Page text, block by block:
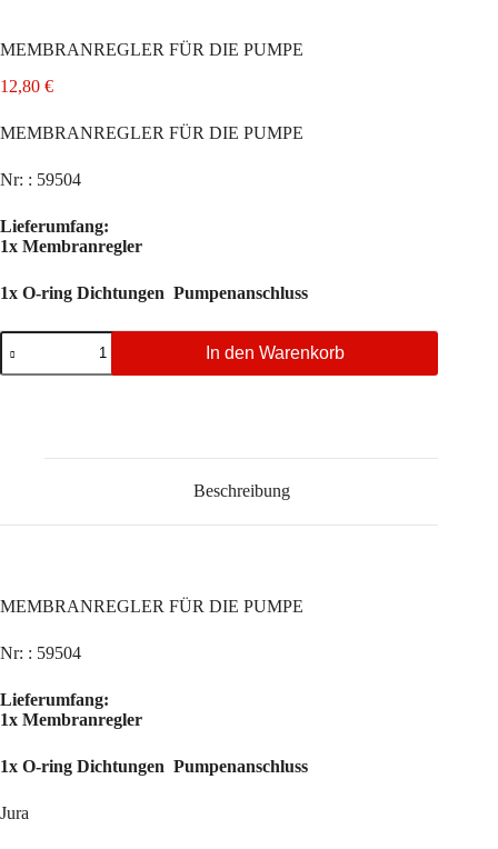
MEMBRANREGLER FÜR DIE PUMPE
12,80 €
MEMBRANREGLER FÜR DIE PUMPE
Nr: : 59504
Lieferumfang:
1x Membranregler
1x O-ring Dichtungen Pumpenanschluss
MEMBRANREGLER
FÜR
DIE
In den Warenkorb
Beschreibung
MEMBRANREGLER FÜR DIE PUMPE
Nr: : 59504
Lieferumfang:
1x Membranregler
1x O-ring Dichtungen Pumpenanschluss
Jura